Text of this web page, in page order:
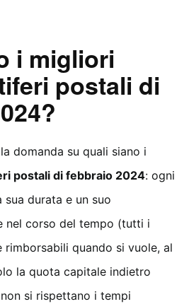
i migliori
postali di
domanda su quali siano i
postali di febbraio 2024: ogni
sua durata e un suo
nel corso del tempo (tutti i
rimborsabili quando si vuole, al
la quota capitale indietro
si rispettano i tempi